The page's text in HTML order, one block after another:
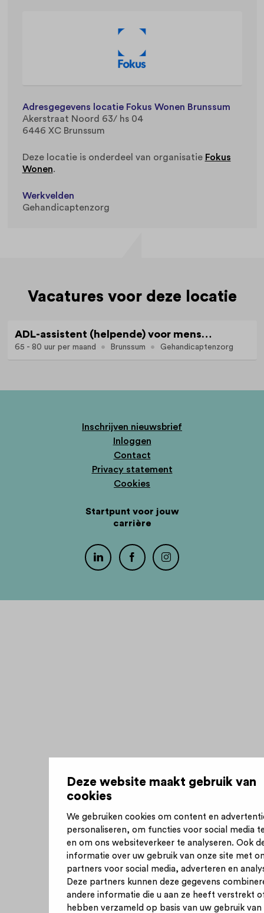
Deze website maakt gebruik van
cookies
We gebruiken cookies om content en
personaliseren, om functies voor social media
en om ons websiteverkeer te analyseren. Ook
informatie over uw gebruik van onze site met
partners voor social media, adverteren en
Deze partners kunnen deze gegevens
andere informatie die u aan ze heeft verstrekt
hebben verzameld op basis van uw gebruik van
Adresgegevens locatie Fokus Wonen Brunssum
Akerstraat Noord 63/ hs 04
6446 XC Brunssum
Deze locatie is onderdeel van organisatie Fokus
Wonen.
Werkvelden
Gehandicaptenzorg
Vacatures voor deze locatie
ADL-assistent (helpende) voor mensen met een fysieke beperking
65 - 80 uur per maand Brunssum Gehandicaptenzorg
Inschrijven nieuwsbrief
Inloggen
Contact
Privacy statement
Cookies
Startpunt voor jouw
carrière